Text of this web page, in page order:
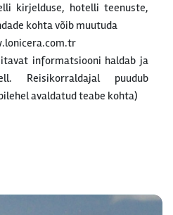
kirjelduse, hotelli teenuste,
kohta võib muutuda
informatsiooni haldab ja
Reisikorraldajal puudub
avaldatud teabe kohta)